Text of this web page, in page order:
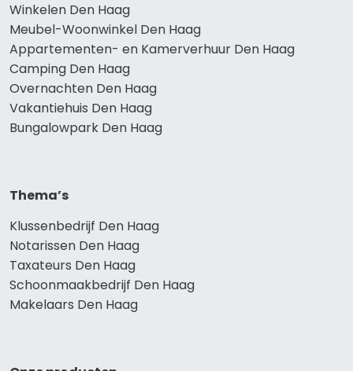
Winkelen Den Haag
Meubel-Woonwinkel Den Haag
Appartementen- en Kamerverhuur Den Haag
Camping Den Haag
Overnachten Den Haag
Vakantiehuis Den Haag
Bungalowpark Den Haag
Thema’s
Klussenbedrijf Den Haag
Notarissen Den Haag
Taxateurs Den Haag
Schoonmaakbedrijf Den Haag
Makelaars Den Haag